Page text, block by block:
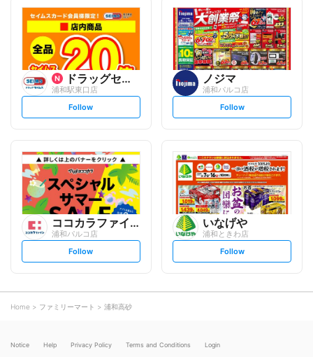
l
o
w
l
o
w
ドラッグセイムス
浦和駅東口店
s
l
o
w
Follow
ノジマ
浦和パルコ店
s
o
w
Follow
ココカラファイン
浦和パルコ店
s
l
o
Follow
いなげや
浦和ときわ店
s
l
Follow
Home ファミリーマート 浦和高砂
Notice Help Privacy Policy Terms and Conditions Login